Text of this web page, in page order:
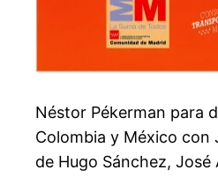
Néstor Pékerman para
Colombia y México con
de Hugo Sánchez,